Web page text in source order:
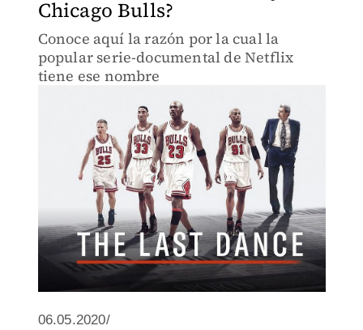
Chicago Bulls?
Conoce aquí la razón por la cual la
popular serie-documental de Netflix
tiene ese nombre
06.05.2020/